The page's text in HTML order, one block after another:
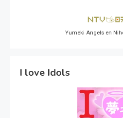
Yumeki Angels en
I love Idols